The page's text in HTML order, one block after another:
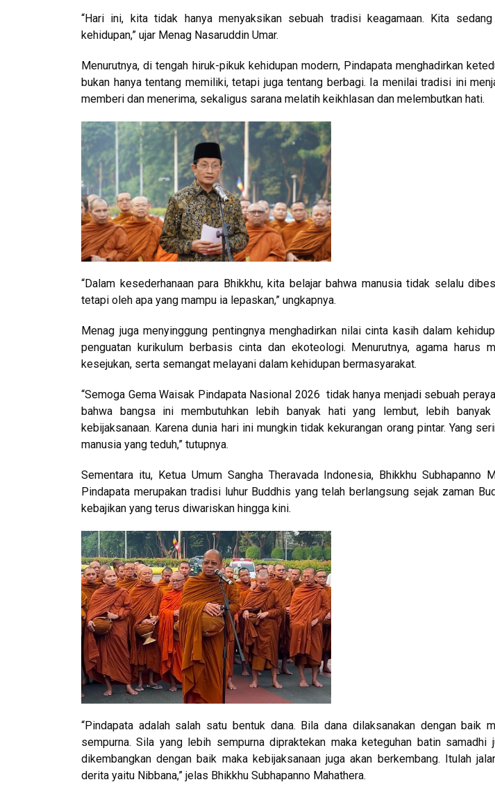
“Hari ini, kita tidak hanya menyaksikan sebuah tradisi keagamaan. Kita
kehidupan,” ujar Menag Nasaruddin Umar.
Menurutnya, di tengah hiruk-pikuk kehidupan modern, Pindapata menghadirkan
bukan hanya tentang memiliki, tetapi juga tentang berbagi. Ia menilai tradisi ini
memberi dan menerima, sekaligus sarana melatih keikhlasan dan melembutkan hati.
“Dalam kesederhanaan para Bhikkhu, kita belajar bahwa manusia tidak selalu
tetapi oleh apa yang mampu ia lepaskan,” ungkapnya.
Menag juga menyinggung pentingnya menghadirkan nilai cinta kasih dalam
penguatan kurikulum berbasis cinta dan ekoteologi. Menurutnya, agama harus
kesejukan, serta semangat melayani dalam kehidupan bermasyarakat.
“Semoga Gema Waisak Pindapata Nasional 2026 tidak hanya menjadi sebuah
bahwa bangsa ini membutuhkan lebih banyak hati yang lembut, lebih
kebijaksanaan. Karena dunia hari ini mungkin tidak kekurangan orang pintar. Yang
manusia yang teduh,” tutupnya.
Sementara itu, Ketua Umum Sangha Theravada Indonesia, Bhikkhu Subhapanno
Pindapata merupakan tradisi luhur Buddhis yang telah berlangsung sejak zaman
kebajikan yang terus diwariskan hingga kini.
“Pindapata adalah salah satu bentuk dana. Bila dana dilaksanakan dengan baik
sempurna. Sila yang lebih sempurna dipraktekan maka keteguhan batin samadhi
dikembangkan dengan baik maka kebijaksanaan juga akan berkembang. Itulah
derita yaitu Nibbana,” jelas Bhikkhu Subhapanno Mahathera.